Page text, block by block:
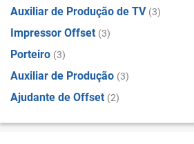
Auxiliar de Produção de TV (3)
Impressor Offset (3)
Porteiro (3)
Auxiliar de Produção (3)
Ajudante de Offset (2)